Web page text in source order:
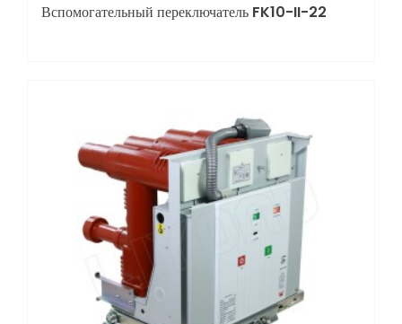
Вспомогательный переключатель FK10-II-22